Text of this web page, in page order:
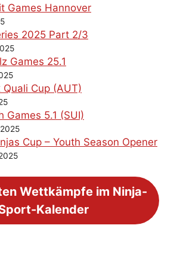
Games Hannover
2025 Part 2/3
Games 25.1
Quali Cup (AUT)
Games 5.1 (SUI)
Cup – Youth Season Opener
Wettkämpfe im Ninja-
Kalender